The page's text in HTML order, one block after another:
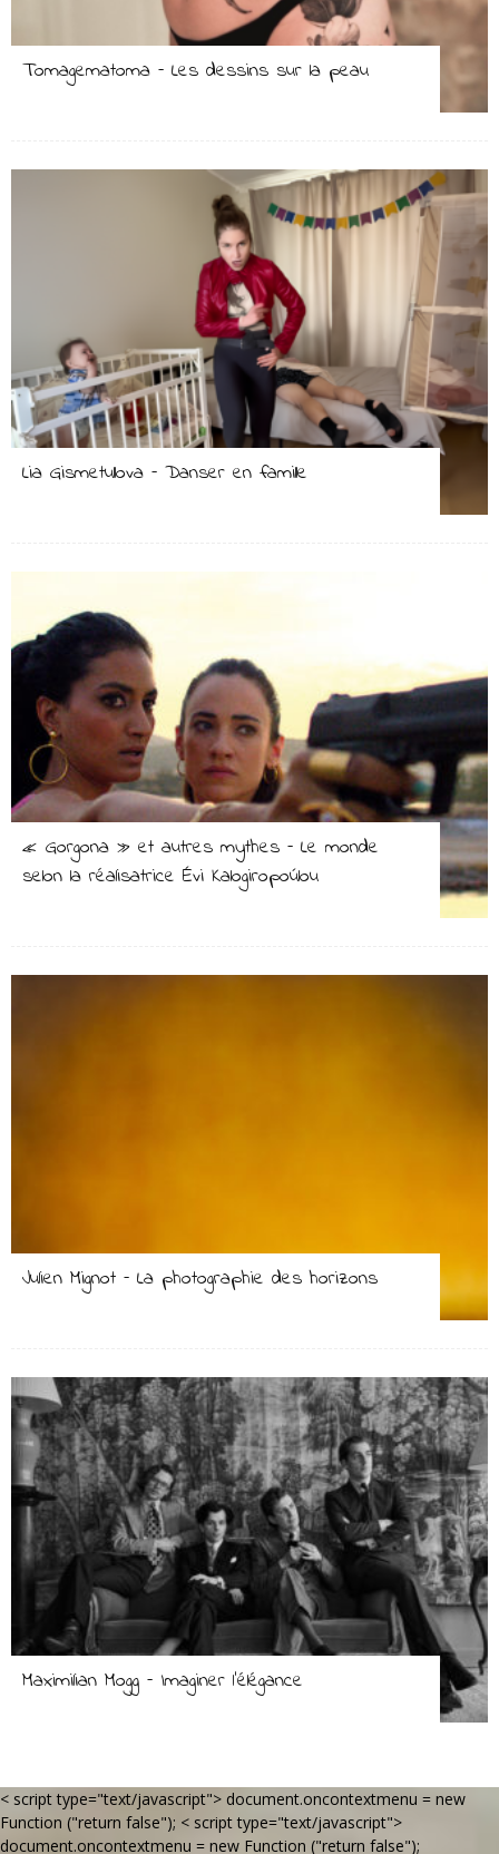
Tomagematoma – Les dessins sur la peau
Lia Gismetullova – Danser en famille
« Gorgona » et autres mythes – Le monde
selon la réalisatrice Évi Kalogiropoúlou
Julien Mignot – La photographie des horizons
Maximilian Mogg – Imaginer l’élégance
< script type="text/javascript"> document.oncontextmenu = new
Function ("return false"); < script type="text/javascript">
document.oncontextmenu = new Function ("return false");